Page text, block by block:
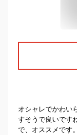
オシャレでかわい
すそうで良いです
で、オススメです。